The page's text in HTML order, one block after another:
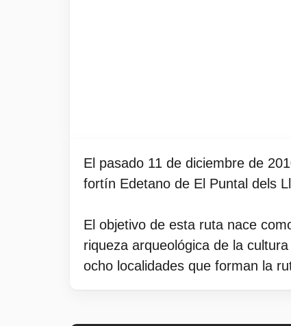
El pasado 11 de diciembre de
fortín Edetano de El Puntal dels
El objetivo de esta ruta nace
riqueza arqueológica de la
ocho localidades que forman la